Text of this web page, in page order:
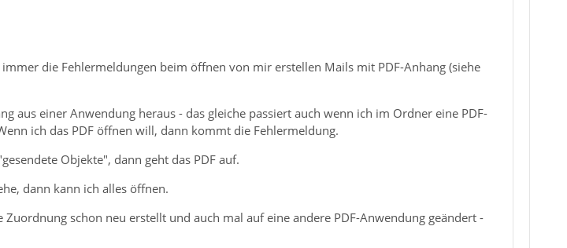
die Fehlermeldungen beim öffnen von mir erstellen Mails mit PDF-Anhang (siehe
aus einer Anwendung heraus - das gleiche passiert auch wenn ich im Ordner eine PDF-
ich das PDF öffnen will, dann kommt die Fehlermeldung.
Objekte", dann geht das PDF auf.
dann kann ich alles öffnen.
schon neu erstellt und auch mal auf eine andere PDF-Anwendung geändert -